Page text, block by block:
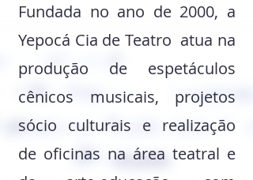
Fundada no ano de 2000, a
Yepocá Cia de Teatro atua na
produção de espetáculos
cênicos musicais, projetos
sócio culturais e realização
de oficinas na área teatral e